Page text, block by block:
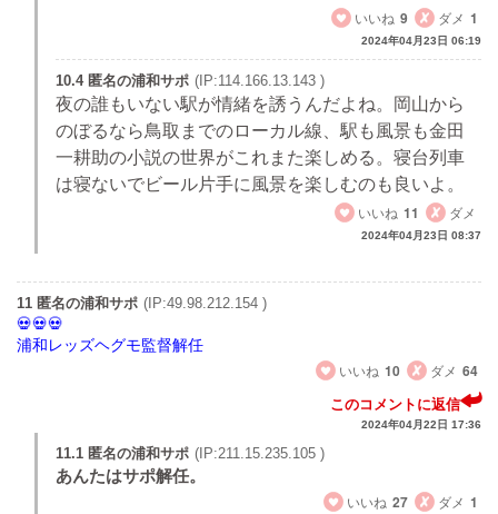
いいね 9 ダメ 1
2024年04月23日 06:19
10.4 匿名の浦和サポ (IP:114.166.13.143 )
夜の誰もいない駅が情緒を誘うんだよね。岡山から
のぼるなら鳥取までのローカル線、駅も風景も金田
一耕助の小説の世界がこれまた楽しめる。寝台列車
は寝ないでビール片手に風景を楽しむのも良いよ。
いいね 11 ダメ
2024年04月23日 08:37
11 匿名の浦和サポ (IP:49.98.212.154 )
浦和レッズヘグモ監督解任
いいね 10 ダメ 64
このコメントに返信
2024年04月22日 17:36
11.1 匿名の浦和サポ (IP:211.15.235.105 )
あんたはサポ解任。
いいね 27 ダメ 1